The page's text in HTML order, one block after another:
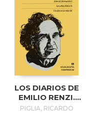
LOS DIARIOS DE
EMILIO RENZI.
AÑOS DE
PIGLIA, RICARDO